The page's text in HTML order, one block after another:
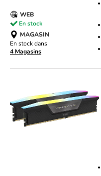
WEB
En stock
MAGASIN
En stock dans
4 Magasins